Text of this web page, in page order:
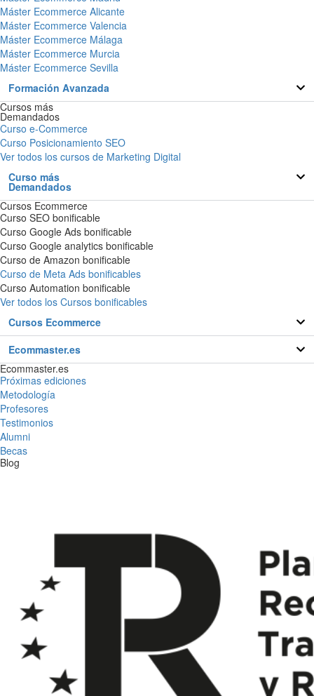
Máster Ecommerce Alicante
Máster Ecommerce Valencia
Máster Ecommerce Málaga
Máster Ecommerce Murcia
Máster Ecommerce Sevilla
Formación Avanzada
Cursos más
Demandados
Curso e-Commerce
Curso Posicionamiento SEO
Ver todos los cursos de Marketing Digital
Curso más
Demandados
Cursos Ecommerce
Curso SEO bonificable
Curso Google Ads bonificable
Curso Google analytics bonificable
Curso de Amazon bonificable
Curso de Meta Ads bonificables
Curso Automation bonificable
Ver todos los Cursos bonificables
Cursos Ecommerce
Ecommaster.es
Ecommaster.es
Próximas ediciones
Metodología
Profesores
Testimonios
Alumni
Becas
Blog